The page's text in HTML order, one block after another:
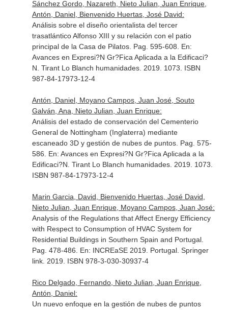
Sánchez Gordo, Nazareth, Nieto Julian, Juan Enrique,
Antón, Daniel, Bienvenido Huertas, José David:
Análisis sobre el diseño orientalista del tercer
trasatlántico Alfonso XIII y su relación con el patio
principal de la Casa de Pilatos. Pag. 595-608. En:
Avances en Expresi?N Gr?Fica Aplicada a la Edificaci?
N . Tirant Lo Blanch humanidades. 2019. 1073. ISBN
987-84-17973-12-4
Antón, Daniel, Moyano Campos, Juan José, Souto
Galván, Ana, Nieto Julian, Juan Enrique:
Análisis del estado de conservación del Cementerio
General de Nottingham (Inglaterra) mediante
escaneado 3D y gestión de nubes de puntos. Pag. 575-
586. En: Avances en Expresi?N Gr?Fica Aplicada a la
Edificaci?N . Tirant Lo Blanch humanidades. 2019. 1073.
ISBN 987-84-17973-12-4
Marin Garcia, David, Bienvenido Huertas, José David,
Nieto Julian, Juan Enrique, Moyano Campos, Juan José:
Analysis of the Regulations that Affect Energy Efficiency
with Respect to Consumption of HVAC System for
Residential Buildings in Southern Spain and Portugal.
Pag. 478-486. En: INCREaSE 2019 . Portugal. Springer
link. 2019. ISBN 978-3-030-30937-4
Rico Delgado, Fernando, Nieto Julian, Juan Enrique,
Antón, Daniel:
Un nuevo enfoque en la gestión de nubes de puntos